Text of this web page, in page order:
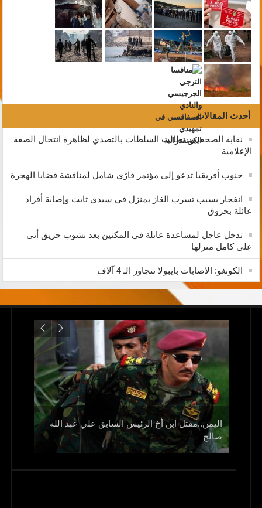
أحدث المقالات
نقابة الصحفيين تطالب السلطات بالتصدي لظاهرة انتحال الصفة
الإعلامية
جنوب أفريقيا تدعو إلى مؤتمر قارّي شامل لمناقشة قضايا الهجرة
انفجار بسبب تسرب الغاز بمنزل في سيدي ثابت وإصابة أفراد
عائلة بحروق
تدخل عاجل لمساعدة عائلة في المكنين بعد نشوب حريق أتى
على كامل منزلها
الكونغو: الإصابات بإيبولا تتجاوز الـ 4 آلاف
اليمن..مقتل ابن أخ الرئيس السابق علي عبد الله
صالح